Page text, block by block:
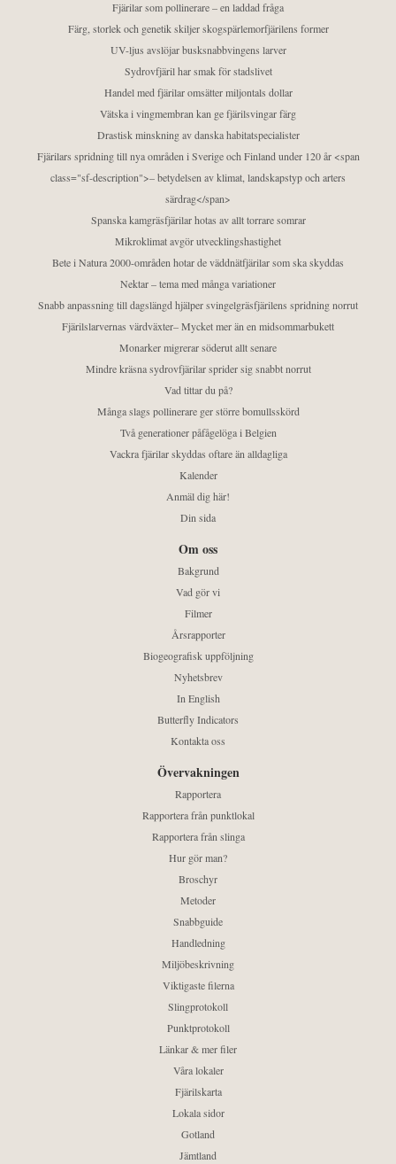
Fjärilar som pollinerare – en laddad fråga
Färg, storlek och genetik skiljer skogspärlemorfjärilens former
UV-ljus avslöjar busksnabbvingens larver
Sydrovfjäril har smak för stadslivet
Handel med fjärilar omsätter miljontals dollar
Vätska i vingmembran kan ge fjärilsvingar färg
Drastisk minskning av danska habitatspecialister
Fjärilars spridning till nya områden i Sverige och Finland under 120 år <span
class="sf-description">– betydelsen av klimat, landskapstyp och arters
särdrag</span>
Spanska kamgräsfjärilar hotas av allt torrare somrar
Mikroklimat avgör utvecklingshastighet
Bete i Natura 2000-områden hotar de väddnätfjärilar som ska skyddas
Nektar – tema med många variationer
Snabb anpassning till dagslängd hjälper svingelgräsfjärilens spridning norrut
Fjärilslarvernas värdväxter– Mycket mer än en midsommarbukett
Monarker migrerar söderut allt senare
Mindre kräsna sydrovfjärilar sprider sig snabbt norrut
Vad tittar du på?
Många slags pollinerare ger större bomullsskörd
Två generationer påfågelöga i Belgien
Vackra fjärilar skyddas oftare än alldagliga
Kalender
Anmäl dig här!
Din sida
Om oss
Bakgrund
Vad gör vi
Filmer
Årsrapporter
Biogeografisk uppföljning
Nyhetsbrev
In English
Butterfly Indicators
Kontakta oss
Övervakningen
Rapportera
Rapportera från punktlokal
Rapportera från slinga
Hur gör man?
Broschyr
Metoder
Snabbguide
Handledning
Miljöbeskrivning
Viktigaste filerna
Slingprotokoll
Punktprotokoll
Länkar & mer filer
Våra lokaler
Fjärilskarta
Lokala sidor
Gotland
Jämtland